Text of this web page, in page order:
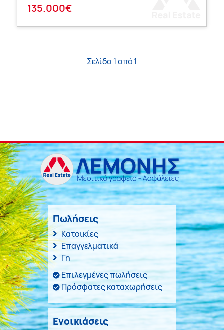
135.000€
Σελίδα 1 από 1
Πωλήσεις
Κατοικίες
Επαγγελματικά
Γη
Επιλεγμένες πωλήσεις
Πρόσφατες καταχωρήσεις
Ενοικιάσεις